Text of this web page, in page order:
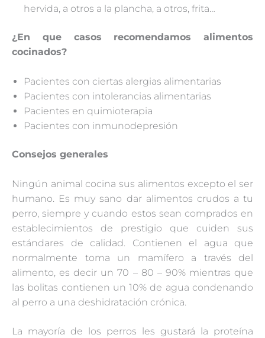
hervida, a otros a la plancha, a otros, frita…
¿En que casos recomendamos alimentos
cocinados?
Pacientes con ciertas alergias alimentarias
Pacientes con intolerancias alimentarias
Pacientes en quimioterapia
Pacientes con inmunodepresión
Consejos generales
Ningún animal cocina sus alimentos excepto el ser
humano. Es muy sano dar alimentos crudos a tu
perro, siempre y cuando estos sean comprados en
establecimientos de prestigio que cuiden sus
estándares de calidad. Contienen el agua que
normalmente toma un mamífero a través del
alimento, es decir un 70 – 80 – 90% mientras que
las bolitas contienen un 10% de agua condenando
al perro a una deshidratación crónica.
La mayoría de los perros les gustará la proteína